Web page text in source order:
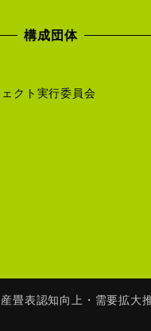
構成団体
クト実行委員会
畳表認知向上・需要拡大